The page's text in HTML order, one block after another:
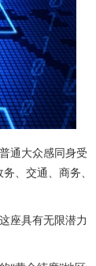
通大众感同身受
、交通、商务、
座具有无限潜力